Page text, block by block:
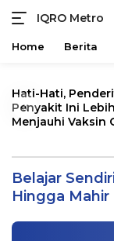
content
IQRO Metro
Lets
Bright
Home Berita
«
Hati-Hati,
Penyakit Ini
Menjauhi Vaksin
Belajar
Hingga Mahir
Nol Hingga
Safrodin
Buku|04/02/2024